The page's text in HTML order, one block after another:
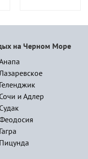
на Черном Море
Геленджик
Сочи и Адлер
Судак
Гагра
Пицунда